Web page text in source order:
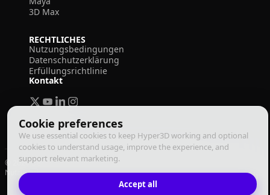
Cookie preferences
We use essential cookies to keep Hyper3D working and optional
cookies to understand usage, improve the experience, and
support relevant marketing.
Accept all
3D Max
RECHTLICHES
Nutzungsbedingungen
Datenschutzerklärung
Erfüllungsrichtlinie
Kontakt
© 2026 Deemos Corporation. Alle Rechte vorbehalten
NutzungsbedingungenDatenschutzrichtlinieErfüllungsrichtlinie Deutsch